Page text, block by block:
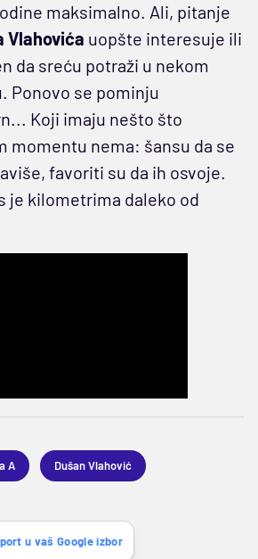
maksimalno. Ali, pitanje
Vlahovića uopšte interesuje ili
da sreću potraži u nekom
Ponovo se pominju
Koji imaju nešto što
momentu nema: šansu da se
favoriti su da ih osvoje.
je kilometrima daleko od
A Dušan Vlahović
u vaš Google izbor